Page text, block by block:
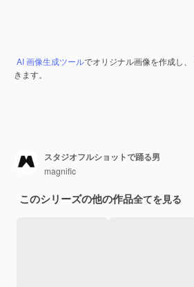
AI 画像生成ツールでオリジナル画像を作成し、
きます。
スタジオフルショットで踊る男
magnific
このシリーズの他の作品全てを見る